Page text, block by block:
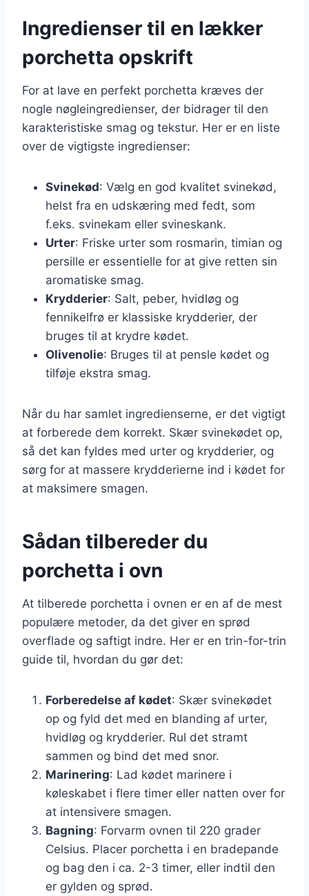
Ingredienser til en lækker
porchetta opskrift
For at lave en perfekt porchetta kræves der
nogle nøgleingredienser, der bidrager til den
karakteristiske smag og tekstur. Her er en liste
over de vigtigste ingredienser:
Svinekød: Vælg en god kvalitet svinekød,
helst fra en udskæring med fedt, som
f.eks. svinekam eller svineskank.
Urter: Friske urter som rosmarin, timian og
persille er essentielle for at give retten sin
aromatiske smag.
Krydderier: Salt, peber, hvidløg og
fennikelfrø er klassiske krydderier, der
bruges til at krydre kødet.
Olivenolie: Bruges til at pensle kødet og
tilføje ekstra smag.
Når du har samlet ingredienserne, er det vigtigt
at forberede dem korrekt. Skær svinekødet op,
så det kan fyldes med urter og krydderier, og
sørg for at massere krydderierne ind i kødet for
at maksimere smagen.
Sådan tilbereder du
porchetta i ovn
At tilberede porchetta i ovnen er en af de mest
populære metoder, da det giver en sprød
overflade og saftigt indre. Her er en trin-for-trin
guide til, hvordan du gør det:
Forberedelse af kødet: Skær svinekødet
op og fyld det med en blanding af urter,
hvidløg og krydderier. Rul det stramt
sammen og bind det med snor.
Marinering: Lad kødet marinere i
køleskabet i flere timer eller natten over for
at intensivere smagen.
Bagning: Forvarm ovnen til 220 grader
Celsius. Placer porchetta i en bradepande
og bag den i ca. 2-3 timer, eller indtil den
er gylden og sprød.